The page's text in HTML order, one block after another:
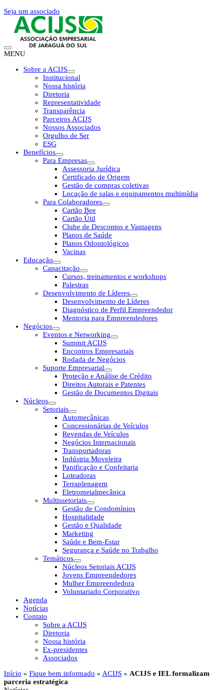
Seja um associado
MENU
Sobre a ACIJS
Institucional
Nossa história
Diretoria
Representatividade
Transparência
Parceiros ACIJS
Nossos Associados
Orgulho de Ser
ESG
Benefícios
Para Empresas
Assessoria Jurídica
Certificado de Origem
Gestão de compras coletivas
Locação de salas e equipamentos multimídia
Para Colaboradores
Cartão Bee
Cartão Útil
Clube de Descontos e Vantagens
Planos de Saúde
Planos Odontológicos
Vacinas
Educação
Capacitação
Cursos, treinamentos e workshops
Palestras
Desenvolvimento de Líderes
Desenvolvimento de Líderes
Diagnóstico de Perfil Empreendedor
Mentoria para Empreendedores
Negócios
Eventos e Networking
Summit ACIJS
Encontros Empresariais
Rodada de Negócios
Suporte Empresarial
Proteção e Análise de Crédito
Direitos Autorais e Patentes
Gestão de Documentos Digitais
Núcleos
Setoriais
Automecânicas
Concessionárias de Veículos
Revendas de Veículos
Negócios Internacionais
Transportadoras
Indústria Moveleira
Panificação e Confeitaria
Loteadoras
Terraplenagem
Eletrometalmecânica
Multissetoriais
Gestão de Condomínios
Hospitalidade
Gestão e Qualidade
Marketing
Saúde e Bem-Estar
Segurança e Saúde no Trabalho
Temáticos
Núcleos Setoriais ACIJS
Jovens Empreendedores
Mulher Empreendedora
Voluntariado Corporativo
Agenda
Notícias
Contato
Sobre a ACIJS
Diretoria
Nossa história
Ex-presidentes
Associados
Início » Fique bem informado » ACIJS » ACIJS e IEL formalizam
parceria estratégica